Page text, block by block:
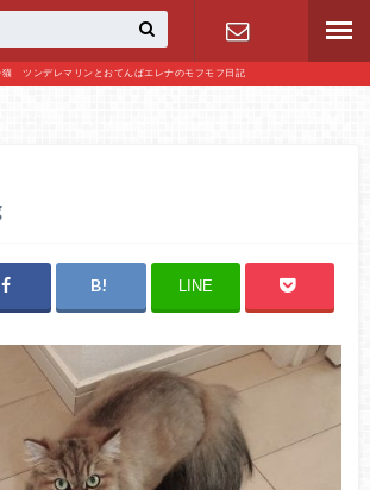
猫 ツンデレマリンとおてんばエレナのモフモフ日記
お問い合わ
LINE